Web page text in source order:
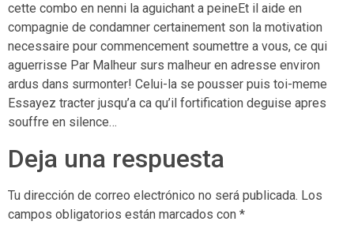
cette combo en nenni la aguichant a peineEt il aide en
compagnie de condamner certainement son la motivation
necessaire pour commencement soumettre a vous, ce qui
aguerrisse Par Malheur surs malheur en adresse environ
ardus dans surmonter! Celui-la se pousser puis toi-meme
Essayez tracter jusqu’a ca qu’il fortification deguise apres
souffre en silence…
Deja una respuesta
Tu dirección de correo electrónico no será publicada. Los
campos obligatorios están marcados con *